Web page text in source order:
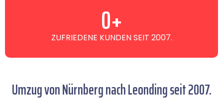
ZUFRIEDENE KUNDEN SEIT 2007.
0+
Umzug von Nürnberg nach Leonding seit 2007.